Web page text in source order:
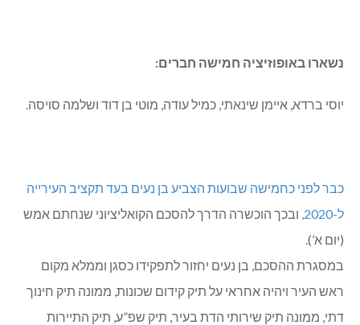
נשארו באופוזיציה חמישה חברים:
יוסי ברדא, איימן שינאתי, כמיל עודה, מוטי בן דוד ושלמה סויסה.
כבר לפני כחמישה שבועות הצביע בן נעים בעד תקציב העירייה
ל-2020,
ובכך הוכשרה הדרך להסכם הקואליציוני שנחתם אמש
(יום א’).
במסגרת ההסכם, בן נעים יחזור לתפקידו כסגן וממלא מקום
ראש העיר ויהיה אחראי על תיק קידום שכונות, ממונה תיק חינוך
דתי, ממונה תיק שירותי הדת בעיר, תיק שפ”ע, תיק התיירות